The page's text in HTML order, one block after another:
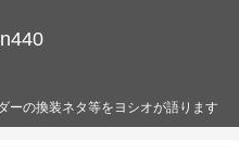
ーの換装ネタ等をヨシオが語ります